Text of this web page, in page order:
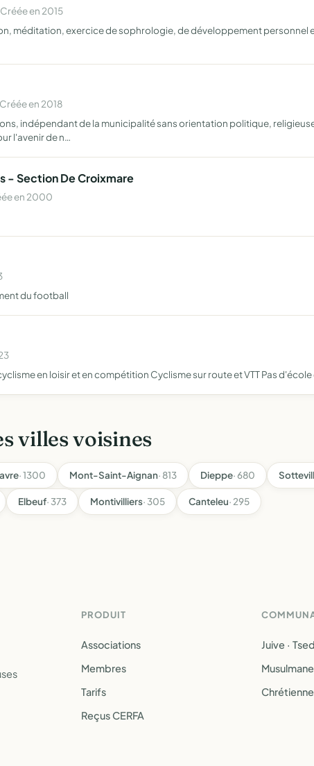
en 2015
méditation, exercice de sophrologie, de développement personnel
en 2018
indépendant de la municipalité sans orientation politique,
l'avenir de n…
- Section De Croixmare
en 2000
du football
en loisir et en compétition Cyclisme sur route et VTT Pas
villes voisines
· 1300 Mont-Saint-Aignan· 813 Dieppe· 680
Elbeuf· 373 Montivilliers· 305 Canteleu· 295
PRODUIT
Associations
Membres
Tarifs
Reçus CERFA
Juive ·